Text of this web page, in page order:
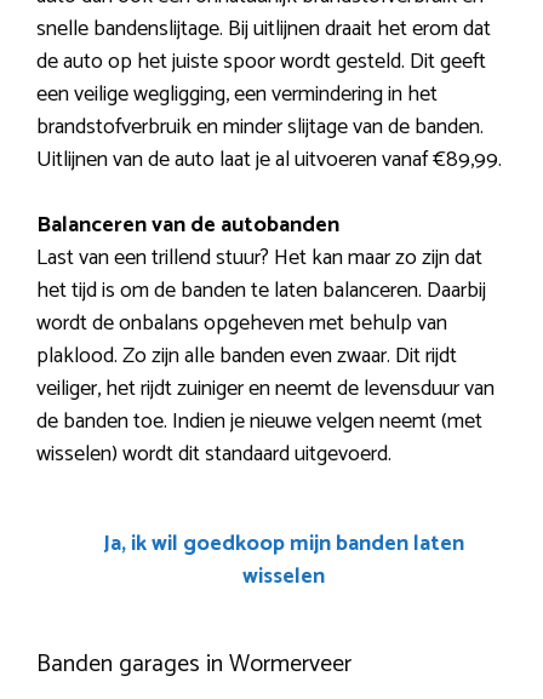
snelle bandenslijtage. Bij uitlijnen draait het erom dat
de auto op het juiste spoor wordt gesteld. Dit geeft
een veilige wegligging, een vermindering in het
brandstofverbruik en minder slijtage van de banden.
Uitlijnen van de auto laat je al uitvoeren vanaf €89,99.
Balanceren van de autobanden
Last van een trillend stuur? Het kan maar zo zijn dat
het tijd is om de banden te laten balanceren. Daarbij
wordt de onbalans opgeheven met behulp van
plaklood. Zo zijn alle banden even zwaar. Dit rijdt
veiliger, het rijdt zuiniger en neemt de levensduur van
de banden toe. Indien je nieuwe velgen neemt (met
wisselen) wordt dit standaard uitgevoerd.
Ja, ik wil goedkoop mijn banden laten
wisselen
Banden garages in Wormerveer